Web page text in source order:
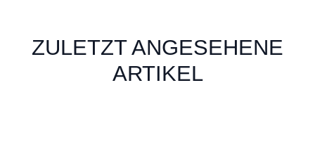
ZULETZT ANGESEHENE
ARTIKEL